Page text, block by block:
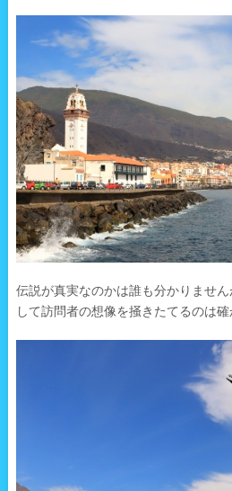
伝説が真実なのかは誰も分かりませ
して訪問者の想像を掻きたてるのは確